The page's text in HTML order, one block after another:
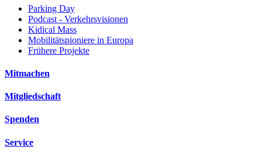
Parking Day
Podcast - Verkehrsvisionen
Kidical Mass
Mobilitätspioniere in Europa
Frühere Projekte
Mitmachen
Mitgliedschaft
Spenden
Service